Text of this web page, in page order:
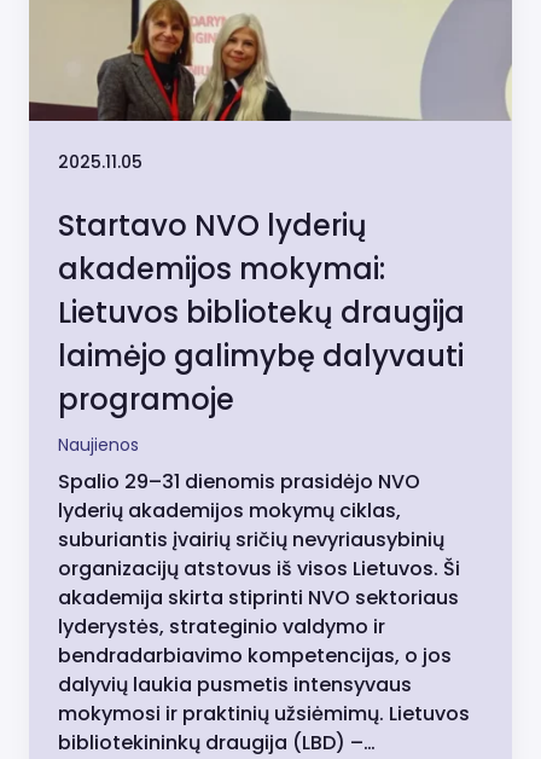
2025.11.05
Startavo NVO lyderių
akademijos mokymai:
Lietuvos bibliotekų draugija
laimėjo galimybę dalyvauti
programoje
Naujienos
Spalio 29–31 dienomis prasidėjo NVO
lyderių akademijos mokymų ciklas,
suburiantis įvairių sričių nevyriausybinių
organizacijų atstovus iš visos Lietuvos. Ši
akademija skirta stiprinti NVO sektoriaus
lyderystės, strateginio valdymo ir
bendradarbiavimo kompetencijas, o jos
dalyvių laukia pusmetis intensyvaus
mokymosi ir praktinių užsiėmimų. Lietuvos
bibliotekininkų draugija (LBD) –…